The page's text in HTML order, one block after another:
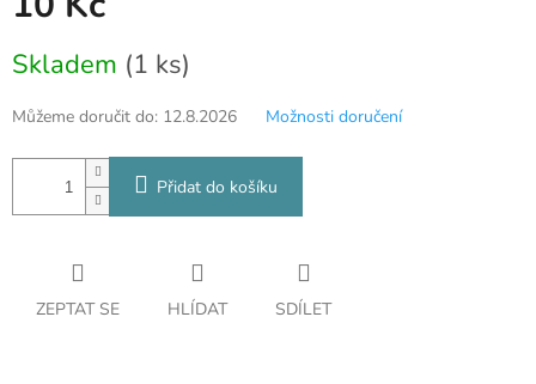
cena:
Skladem (1 ks)
Můžeme doručit do: 12.8.2026 Možnosti doručení
Přidat do košíku
ZEPTAT SE HLÍDAT SDÍLET